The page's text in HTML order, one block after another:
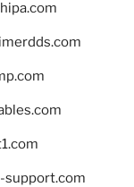
support.com